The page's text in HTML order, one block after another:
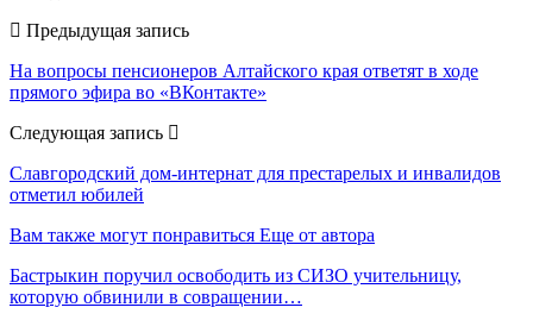
Предыдущая запись
На вопросы пенсионеров Алтайского края ответят в ходе
прямого эфира во «ВКонтакте»
Следующая запись
Славгородский дом-интернат для престарелых и инвалидов
отметил юбилей
Вам также могут понравиться Еще от автора
Бастрыкин поручил освободить из СИЗО учительницу,
которую обвинили в совращении…